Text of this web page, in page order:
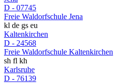
D - 07745
Freie Waldorfschule Jena
kl de gs eu
Kaltenkirchen
D - 24568
Freie Waldorfschule Kaltenkirchen
sh fl kh
Karlsruhe
D - 76139